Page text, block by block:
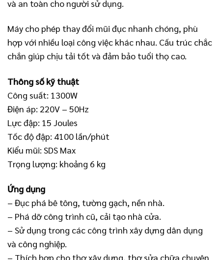
và an toàn cho người sử dụng.
Máy cho phép thay đổi mũi đục nhanh chóng, phù
hợp với nhiều loại công việc khác nhau. Cấu trúc chắc
chắn giúp chịu tải tốt và đảm bảo tuổi thọ cao.
Thông số kỹ thuật
Công suất: 1300W
Điện áp: 220V – 50Hz
Lực đập: 15 Joules
Tốc độ đập: 4100 lần/phút
Kiểu mũi: SDS Max
Trọng lượng: khoảng 6 kg
Ứng dụng
– Đục phá bê tông, tường gạch, nền nhà.
– Phá dỡ công trình cũ, cải tạo nhà cửa.
– Sử dụng trong các công trình xây dựng dân dụng
và công nghiệp.
– Thích hợp cho thợ xây dựng, thợ sửa chữa chuyên